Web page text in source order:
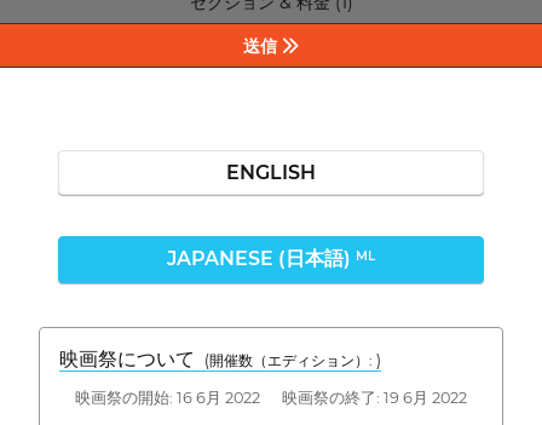
送信
ENGLISH
JAPANESE (日本語) ML
映画祭について (開催数（エディション）: )
映画祭の開始: 16 6月 2022 映画祭の終了: 19 6月 2022